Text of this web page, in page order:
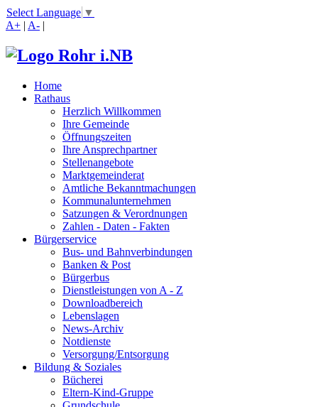
Select Language ▼
A+ | A- |
Home
Rathaus
Herzlich Willkommen
Ihre Gemeinde
Öffnungszeiten
Ihre Ansprechpartner
Stellenangebote
Marktgemeinderat
Amtliche Bekanntmachungen
Kommunalunternehmen
Satzungen & Verordnungen
Zahlen - Daten - Fakten
Bürgerservice
Bus- und Bahnverbindungen
Banken & Post
Bürgerbus
Dienstleistungen von A - Z
Downloadbereich
Lebenslagen
News-Archiv
Notdienste
Versorgung/Entsorgung
Bildung & Soziales
Bücherei
Eltern-Kind-Gruppe